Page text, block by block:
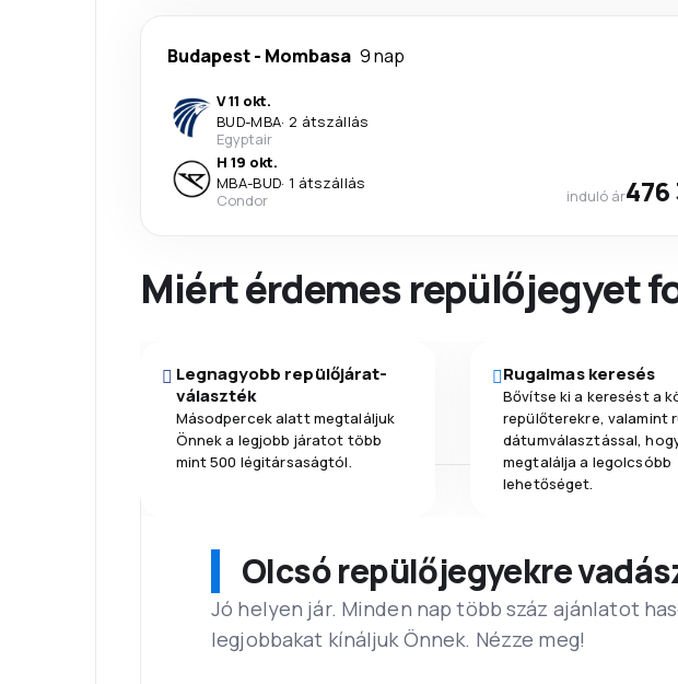
Budapest- Mombasa 9 nap
V 11 okt.
BUD-MBA· 2 átszállás
Egyptair
H 19 okt.
MBA-BUD· 1 átszállás
Condor
induló ár476
Miért érdemes repülőjegyet
Legnagyobb repülőjárat-
választék
Másodpercek alatt megtaláljuk
Önnek a legjobb járatot több
mint 500 légitársaságtól.
Rugalmas keresés
Bővítse ki a keresést a
repülőterekre, valamint
dátumválasztással,
megtalálja a legolcsóbb
lehetőséget.
Olcsó repülőjegyekre
Jó helyen jár. Minden nap több száz ajánlatot
legjobbakat kínáljuk Önnek. Nézze meg!